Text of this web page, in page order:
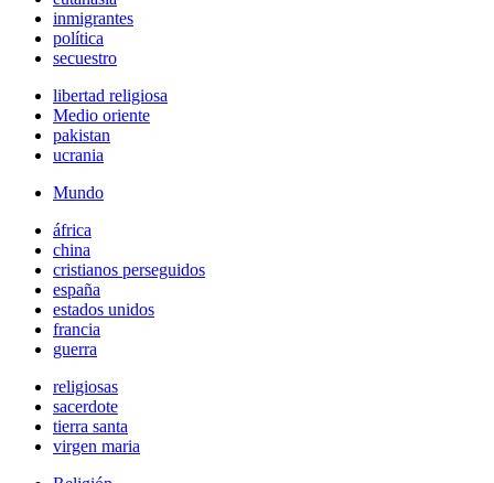
inmigrantes
política
secuestro
libertad religiosa
Medio oriente
pakistan
ucrania
Mundo
áfrica
china
cristianos perseguidos
españa
estados unidos
francia
guerra
religiosas
sacerdote
tierra santa
virgen maria